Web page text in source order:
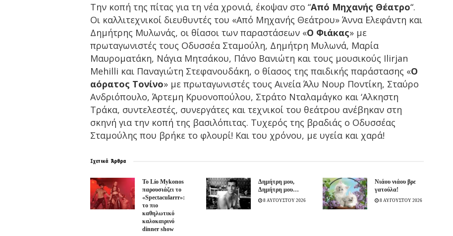
Την κοπή της πίτας για τη νέα χρονιά, έκοψαν στο “Από Μηχανής Θέατρο“.
Οι καλλιτεχνικοί διευθυντές του «Από Μηχανής Θεάτρου» Άννα Ελεφάντη και
Δημήτρης Μυλωνάς, οι θίασοι των παραστάσεων «Ο Φιάκας» με
πρωταγωνιστές τους Οδυσσέα Σταμούλη, Δημήτρη Μυλωνά, Μαρία
Μαυροματάκη, Νάγια Μητσάκου, Πάνο Βανιώτη και τους μουσικούς Ilirjan
Mehilli και Παναγιώτη Στεφανουδάκη, ο θίασος της παιδικής παράστασης «Ο
αόρατος Τονίνο» με πρωταγωνιστές τους Αινεία Άλυ Νουρ Ποντίκη, Σταύρο
Ανδριόπουλο, Άρτεμη Κρυονοπούλου, Στράτο Νταλαμάγκο και ‘Αλκηστη
Τράκα, συντελεστές, συνεργάτες και τεχνικοί του θεάτρου ανέβηκαν στη
σκηνή για την κοπή της βασιλόπιτας. Τυχερός της βραδιάς ο Οδυσσέας
Σταμούλης που βρήκε το φλουρί! Και του χρόνου, με υγεία και χαρά!
Σχετικά Άρθρα
Το Lío Mykonos
παρουσιάζει το
«Spectacularrr»:
το πιο
καθηλωτικό
καλοκαιρινό
dinner show
Δημήτρη μου,
Δημήτρη μου…
8 ΑΥΓΟΥΣΤΟΥ 2026
Νιάου νιάου βρε
γατούλα!
8 ΑΥΓΟΥΣΤΟΥ 2026